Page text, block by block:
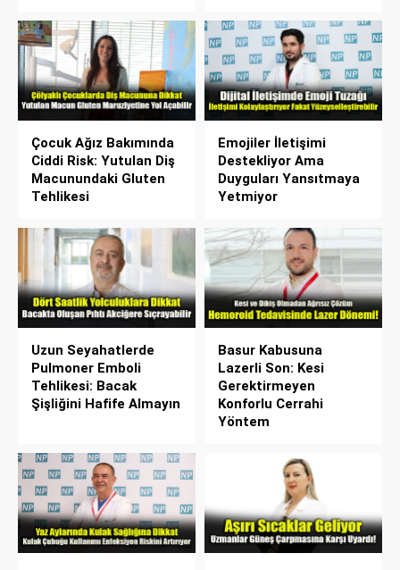
Çocuk Ağız Bakımında
Ciddi Risk: Yutulan Diş
Macunundaki Gluten
Tehlikesi
Emojiler İletişimi
Destekliyor Ama
Duyguları Yansıtmaya
Yetmiyor
Uzun Seyahatlerde
Pulmoner Emboli
Tehlikesi: Bacak
Şişliğini Hafife Almayın
Basur Kabusuna
Lazerli Son: Kesi
Gerektirmeyen
Konforlu Cerrahi
Yöntem